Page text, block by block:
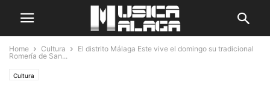
Home Cultura
El distrito Málaga Este vive el domingo su tradicional
Romería de San...
Cultura